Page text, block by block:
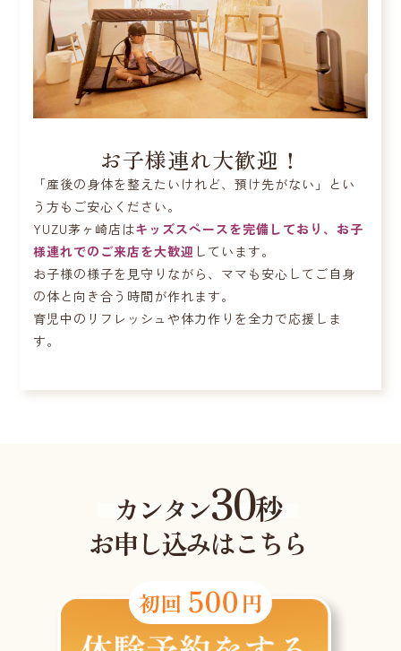
お子様連れ大歓迎！
「産後の身体を整えたいけれど、預け先がない」とい
う方もご安心ください。
YUZU茅ヶ崎店はキッズスペースを完備しており、お子
様連れでのご来店を大歓迎 しています。
お子様の様子を見守りながら、ママも安心してご自身
の体と向き合う時間が作れます。
育児中のリフレッシュや体力作りを全力で応援しま
す。
カンタン30秒
お申し込みはこちら